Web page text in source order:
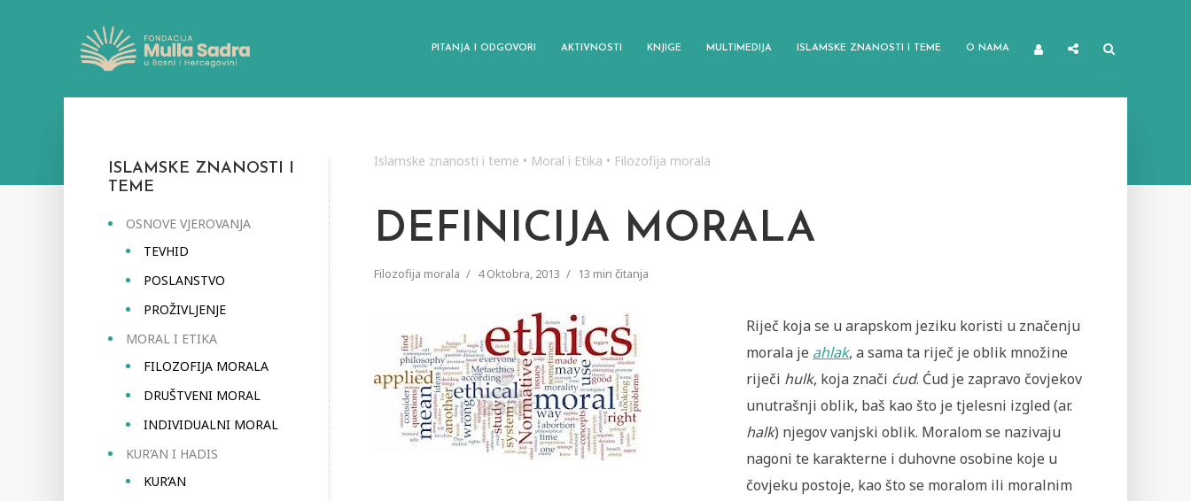
PITANJA I ODGOVORI AKTIVNOSTI KNJIGE MULTIMEDIJA ISLAMSKE ZNANOSTI I TEME O NAMA
ISLAMSKE ZNANOSTI I
TEME
OSNOVE VJEROVANJA
TEVHID
POSLANSTVO
PROŽIVLJENJE
MORAL I ETIKA
FILOZOFIJA MORALA
DRUŠTVENI MORAL
INDIVIDUALNI MORAL
KUR’AN I HADIS
KUR’AN
Islamske znanosti i teme • Moral i Etika • Filozofija morala
DEFINICIJA MORALA
Filozofija morala 4 Oktobra, 2013 13 min čitanja
Riječ koja se u arapskom jeziku koristi u značenju
morala je ahlak, a sama ta riječ je oblik množine
riječi hulk, koja znači ćud. Ćud je zapravo čovjekov
unutrašnji oblik, baš kao što je tjelesni izgled (ar.
halk) njegov vanjski oblik. Moralom se nazivaju
nagoni te karakterne i duhovne osobine koje u
čovjeku postoje, kao što se moralom ili moralnim